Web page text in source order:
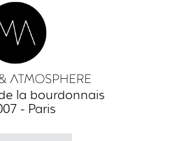
la bourdonnais
- Paris